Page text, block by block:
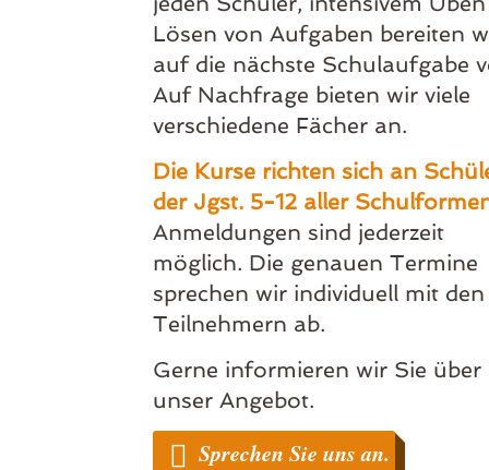
Lösen von Aufgaben bereiten
auf die nächste Schulaufgabe
Auf Nachfrage bieten wir viele
verschiedene Fächer an.
Die Kurse richten sich an
der Jgst. 5-12 aller
Anmeldungen sind jederzeit
möglich. Die genauen Termine
sprechen wir individuell mit den
Teilnehmern ab.
Gerne informieren wir Sie über
unser Angebot.
Sprechen Sie uns an.